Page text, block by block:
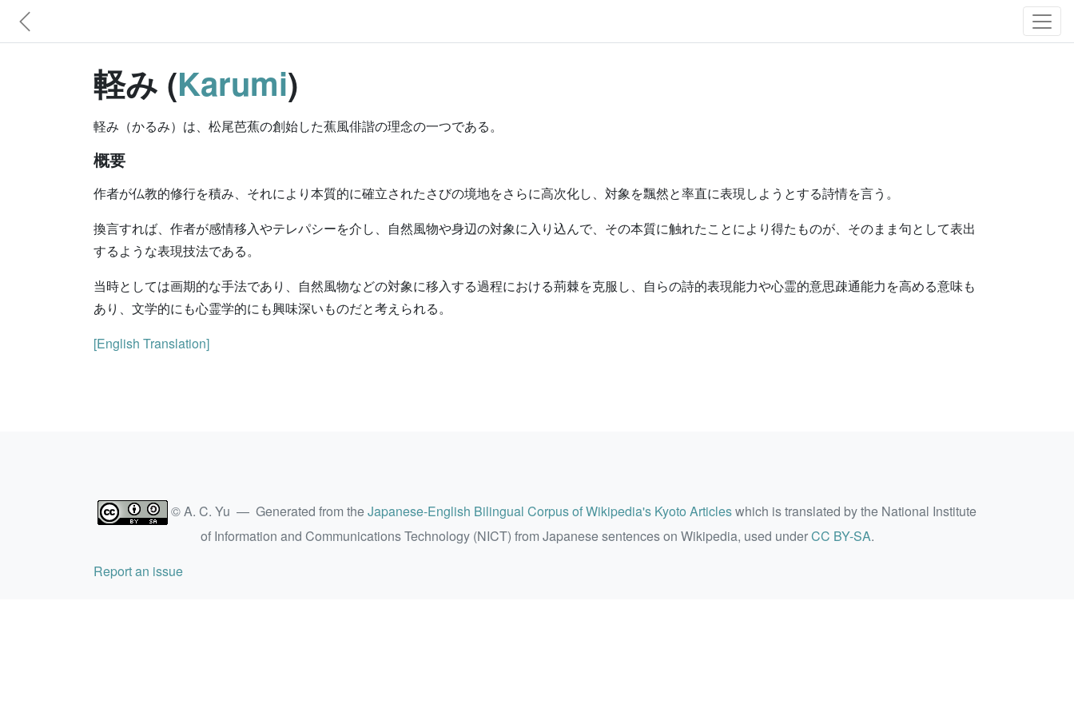
軽み (Karumi)
軽み（かるみ）は、松尾芭蕉の創始した蕉風俳諧の理念の一つである。
概要
作者が仏教的修行を積み、それにより本質的に確立されたさびの境地をさらに高次化し、対象を飄然と率直に表現しようとする詩情を言う。
換言すれば、作者が感情移入やテレパシーを介し、自然風物や身辺の対象に入り込んで、その本質に触れたことにより得たものが、そのまま句として表出
するような表現技法である。
当時としては画期的な手法であり、自然風物などの対象に移入する過程における荊棘を克服し、自らの詩的表現能力や心霊的意思疎通能力を高める意味も
あり、文学的にも心霊学的にも興味深いものだと考えられる。
[English Translation]
© A. C. Yu — Generated from theJapanese-English Bilingual Corpus of Wikipedia's Kyoto Articleswhich is translated by the National Institute
of Information and Communications Technology (NICT) from Japanese sentences on Wikipedia, used underCC BY-SA.
Report an issue